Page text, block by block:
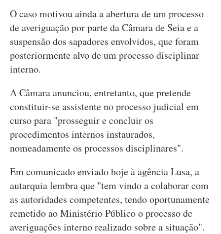
O caso motivou ainda a abertura de um processo
de averiguação por parte da Câmara de Seia e a
suspensão dos sapadores envolvidos, que foram
posteriormente alvo de um processo disciplinar
interno.
A Câmara anunciou, entretanto, que pretende
constituir-se assistente no processo judicial em
curso para "prosseguir e concluir os
procedimentos internos instaurados,
nomeadamente os processos disciplinares".
Em comunicado enviado hoje à agência Lusa, a
autarquia lembra que "tem vindo a colaborar com
as autoridades competentes, tendo oportunamente
remetido ao Ministério Público o processo de
averiguações interno realizado sobre a situação".